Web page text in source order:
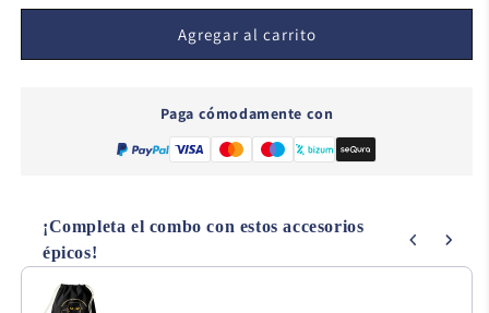
para
o
para
Truco
o
Ghost
450A
Agregar al carrito
Paga cómodamente con
¡Completa el combo con estos accesorios
épicos!
Use the Previous and Next buttons to navigate through